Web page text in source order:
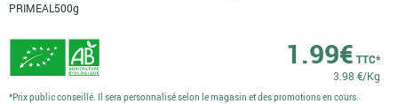
PRIMEAL 500g
1.99€ TTC*
3.98 €/Kg
*Prix public conseillé. Il sera personnalisé selon le magasin et des promotions en cours.